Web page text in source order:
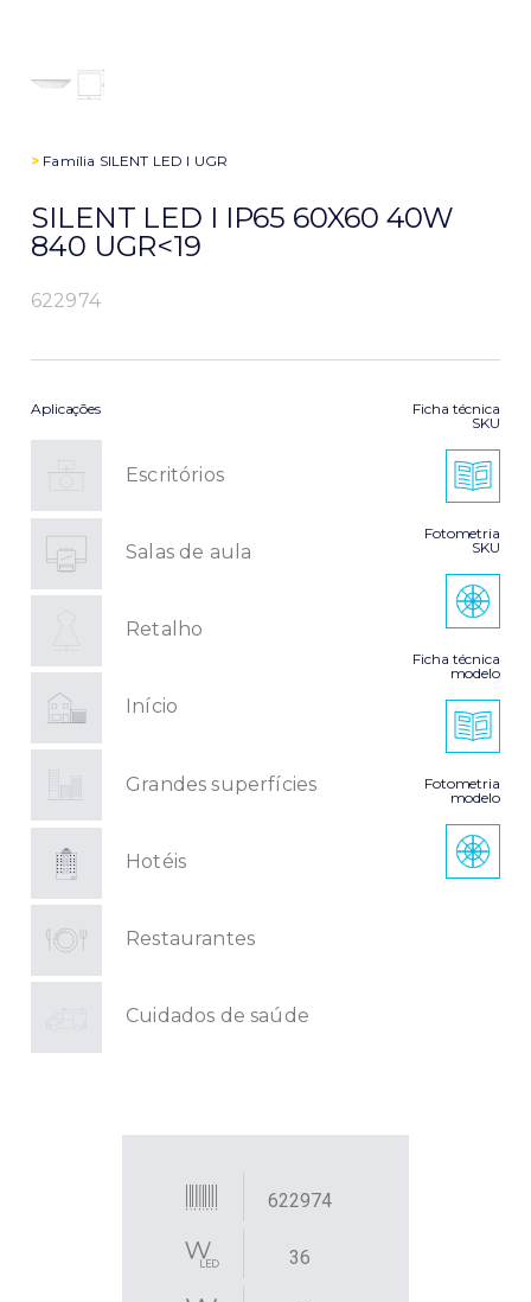
> Família SILENT LED I UGR
SILENT LED I IP65 60X60 40W
840 UGR<19
622974
Aplicações
Escritórios
Salas de aula
Retalho
Início
Grandes superfícies
Hotéis
Restaurantes
Cuidados de saúde
Ficha técnica
SKU
Fotometria
SKU
Ficha técnica
modelo
Fotometria
modelo
622974
36